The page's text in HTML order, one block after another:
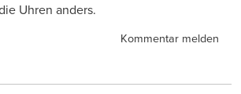
Uhren anders.
Kommentar melden